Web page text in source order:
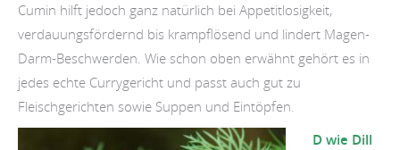
Cumin hilft jedoch ganz natürlich bei Appetitlosigkeit,
verdauungsfördernd bis krampflösend und lindert Magen-
Darm-Beschwerden. Wie schon oben erwähnt gehört es in
jedes echte Currygericht und passt auch gut zu
Fleischgerichten sowie Suppen und Eintöpfen.
D wie Dill